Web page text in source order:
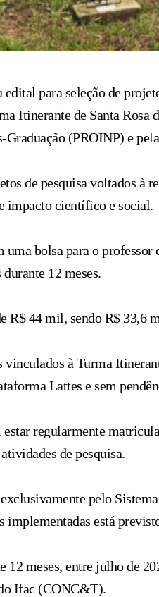
para seleção de
Itinerante de Santa
Graduação (PROINP) e
de pesquisa voltados
impacto científico e social.
uma bolsa para o
12 meses.
44 mil, sendo R$ 33,6
à Turma
Lattes e sem
estar regularmente
de pesquisa.
pelo
implementadas está
meses, entre julho de
Ifac (CONC&T).